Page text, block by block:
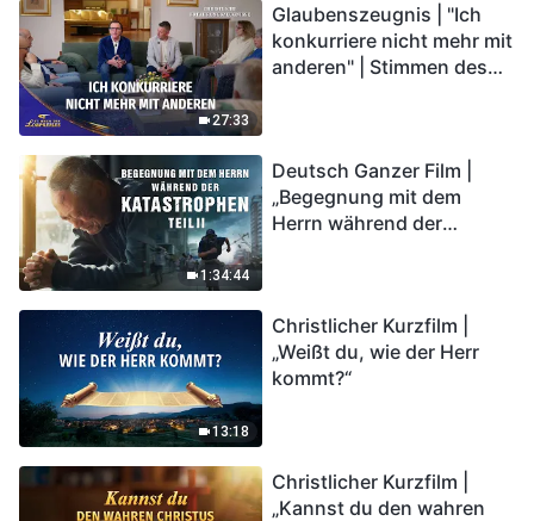
27:33
Glaubenszeugnis | "Ich
konkurriere nicht mehr mit
anderen" | Stimmen des
1:34:44
Deutsch Ganzer Film |
„Begegnung mit dem
Herrn während der
in das Königreich Gottes
eintreten?
13:18
Christlicher Kurzfilm |
„Weißt du, wie der Herr
kommt?“
Christlicher Kurzfilm |
„Kannst du den wahren